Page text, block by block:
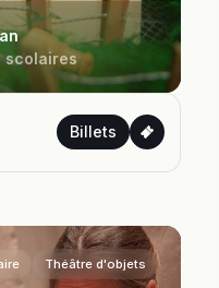
scolaires
Billets
Théâtre d'objets